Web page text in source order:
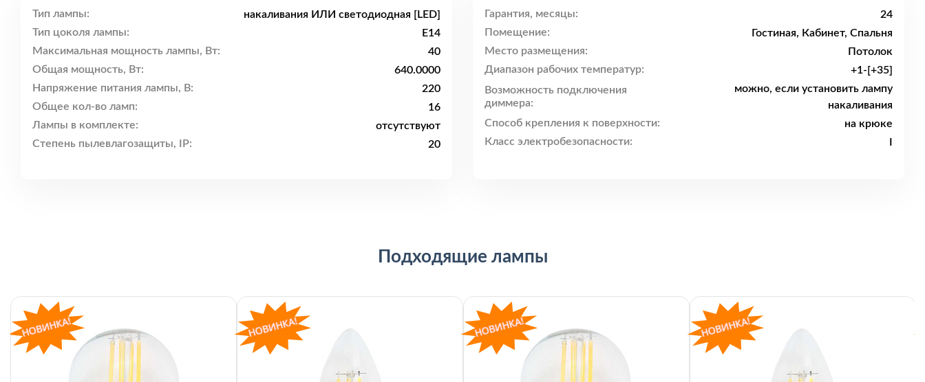
Тип лампы:
накаливания ИЛИ светодиодная [LED]
Тип цоколя лампы:
E14
Максимальная мощность лампы, Вт:
40
Общая мощность, Вт:
640.0000
Напряжение питания лампы, В:
220
Общее кол-во ламп:
16
Лампы в комплекте:
отсутствуют
Степень пылевлагозащиты, IP:
20
Гарантия, месяцы:
24
Помещение:
Гостиная, Кабинет, Спальня
Место размещения:
Потолок
Диапазон рабочих температур:
+1-[+35]
Возможность подключения
диммера:
можно, если установить лампу
накаливания
Способ крепления к поверхности:
на крюке
Класс электробезопасности:
I
Подходящие лампы